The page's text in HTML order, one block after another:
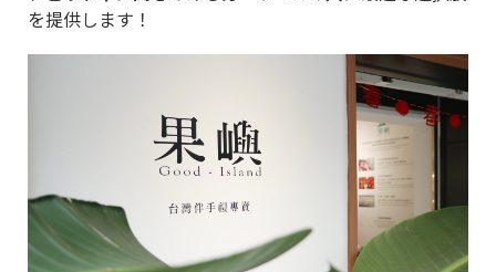
を提供します！